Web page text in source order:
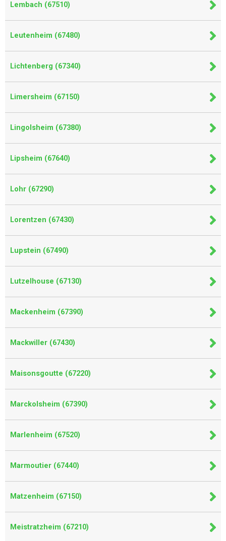
Lembach (67510)
Leutenheim (67480)
Lichtenberg (67340)
Limersheim (67150)
Lingolsheim (67380)
Lipsheim (67640)
Lohr (67290)
Lorentzen (67430)
Lupstein (67490)
Lutzelhouse (67130)
Mackenheim (67390)
Mackwiller (67430)
Maisonsgoutte (67220)
Marckolsheim (67390)
Marlenheim (67520)
Marmoutier (67440)
Matzenheim (67150)
Meistratzheim (67210)